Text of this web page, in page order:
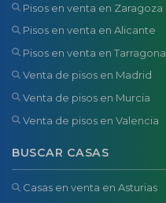
Pisos en venta en Zaragoza
Pisos en venta en Alicante
Pisos en venta en Tarragona
Venta de pisos en Madrid
Venta de pisos en Murcia
Venta de pisos en Valencia
BUSCAR CASAS
Casas en venta en Asturias